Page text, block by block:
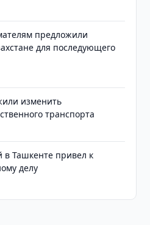
предложили
для последующего
изменить
транспорта
в Ташкенте привел к
делу